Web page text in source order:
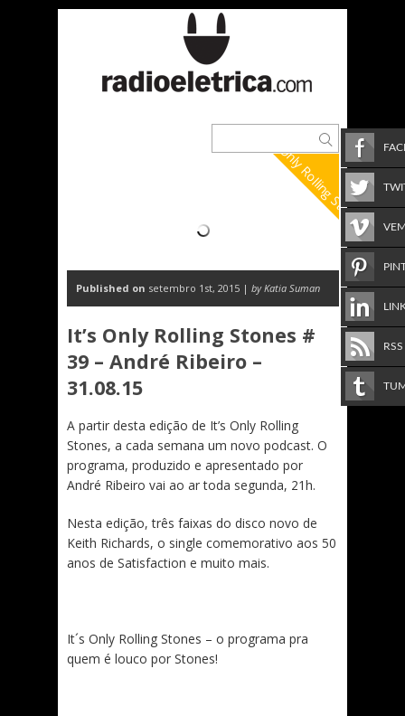
It's Only Rolling Stones
Published on setembro 1st, 2015 | by Katia Suman
It’s Only Rolling Stones #
39 – André Ribeiro –
31.08.15
A partir desta edição de It’s Only Rolling
Stones, a cada semana um novo podcast. O
programa, produzido e apresentado por
André Ribeiro vai ao ar toda segunda, 21h.
Nesta edição, três faixas do disco novo de
Keith Richards, o single comemorativo aos 50
anos de Satisfaction e muito mais.
It´s Only Rolling Stones – o programa pra
quem é louco por Stones!
RSS